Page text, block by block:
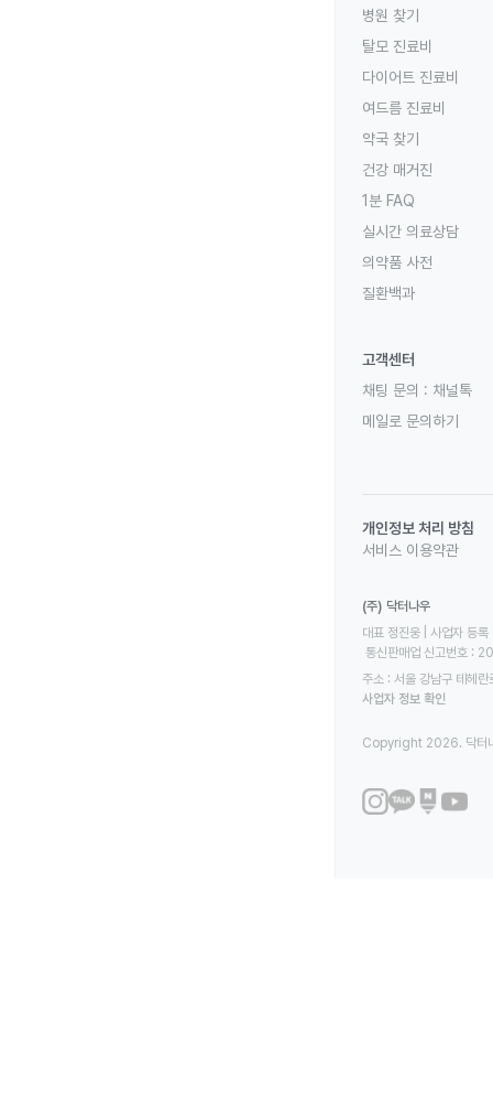
병원 찾기
탈모 진료비
다이어트 진료비
여드름 진료비
약국 찾기
건강 매거진
1분 FAQ
실시간 의료상담
의약품 사전
질환백과
고객센터
채팅 문의 : 채널톡
메일로 문의하기
개인정보 처리 방침
서비스 이용약관
(주) 닥터나우
대표 정진웅 | 사업자
통신판매업 신고번호
주소 : 서울 강남구 테헤
사업자 정보 확인
Copyright 2026. 닥터